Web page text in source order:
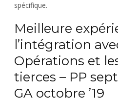
spécifique.
Meilleure
l’intégration
Opérations et
tierces – PP
GA octobre ’19